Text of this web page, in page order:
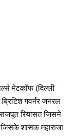
मेटकॉफ (दिल्ली
गवर्नर जनरल
रियासत जिसने
शासक महाराजा